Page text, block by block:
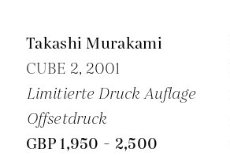
Takashi Murakami
CUBE 2, 2001
Limitierte Druck Auflage
Offsetdruck
GBP 1,950 - 2,500